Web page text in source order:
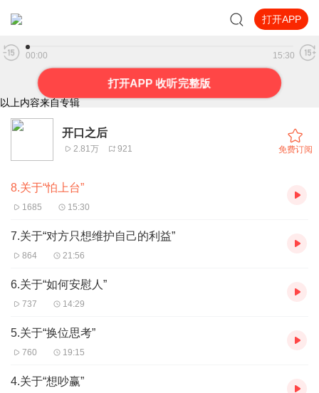
打开APP
8.关于“怕上台”
00:00 15:30
打开APP 收听完整版
以上内容来自专辑
开口之后
2.81万 921 免费订阅
8.关于“怕上台”
1685 15:30
7.关于“对方只想维护自己的利益”
864 21:56
6.关于“如何安慰人”
737 14:29
5.关于“换位思考”
760 19:15
4.关于“想吵赢”